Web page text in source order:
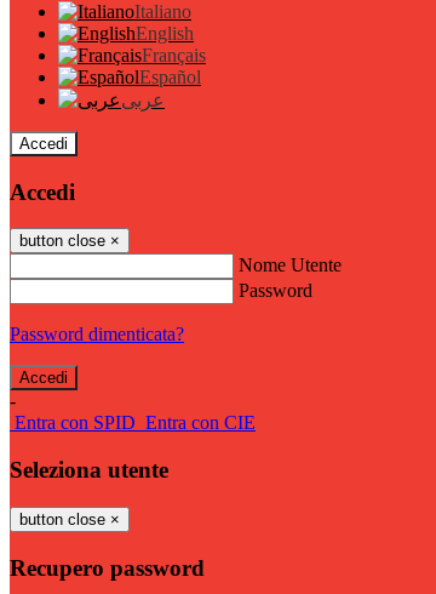
Italiano
English
Français
Español
عربى
Accedi
Accedi
button close ×
Nome Utente
Password
Password dimenticata?
-
Entra con SPID Entra con CIE
Seleziona utente
button close ×
Recupero password